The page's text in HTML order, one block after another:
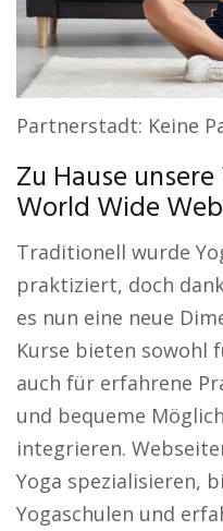
Partnerstadt: Keine
Zu Hause
World Wide
Traditionell wurde
praktiziert, doch
es nun eine neue
Kurse bieten sowohl
auch für erfahrene
und bequeme
integrieren.
Yoga spezialisieren,
Yogaschulen und